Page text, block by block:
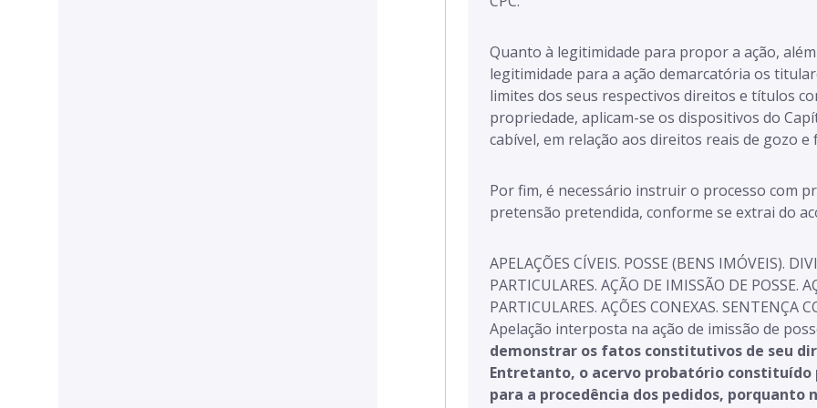
Quanto à legitimidade para propor a ação,
legitimidade para a ação demarcatória os
limites dos seus respectivos direitos e títulos
propriedade, aplicam-se os dispositivos do
cabível, em relação aos direitos reais de gozo e
Por fim, é necessário instruir o processo com
pretensão pretendida, conforme se extrai do
APELAÇÕES CÍVEIS. POSSE (BENS IMÓVEIS).
PARTICULARES. AÇÃO DE IMISSÃO DE POSSE.
PARTICULARES. AÇÕES CONEXAS.
Apelação interposta na ação de imissão de
demonstrar os fatos constitutivos de seu
Entretanto, o acervo probatório
para a procedência dos pedidos,